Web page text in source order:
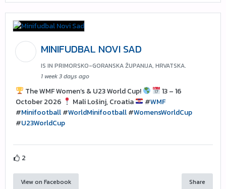
MINIFUDBAL NOVI SAD
IS IN PRIMORSKO-GORANSKA ŽUPANIJA, HRVATSKA.
1 week 3 days ago
The WMF Women’s & U23 World Cup!
13 – 16
October 2026
Mali Lošinj, Croatia #WMF
#Minifootball#WorldMinifootball#WomensWorldCup
#U23WorldCup
2
View on Facebook Share